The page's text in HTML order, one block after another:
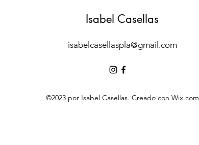
Isabel Casellas
isabelcasellaspla@gmail.com
©2023 por Isabel Casellas. Creado con Wix.com